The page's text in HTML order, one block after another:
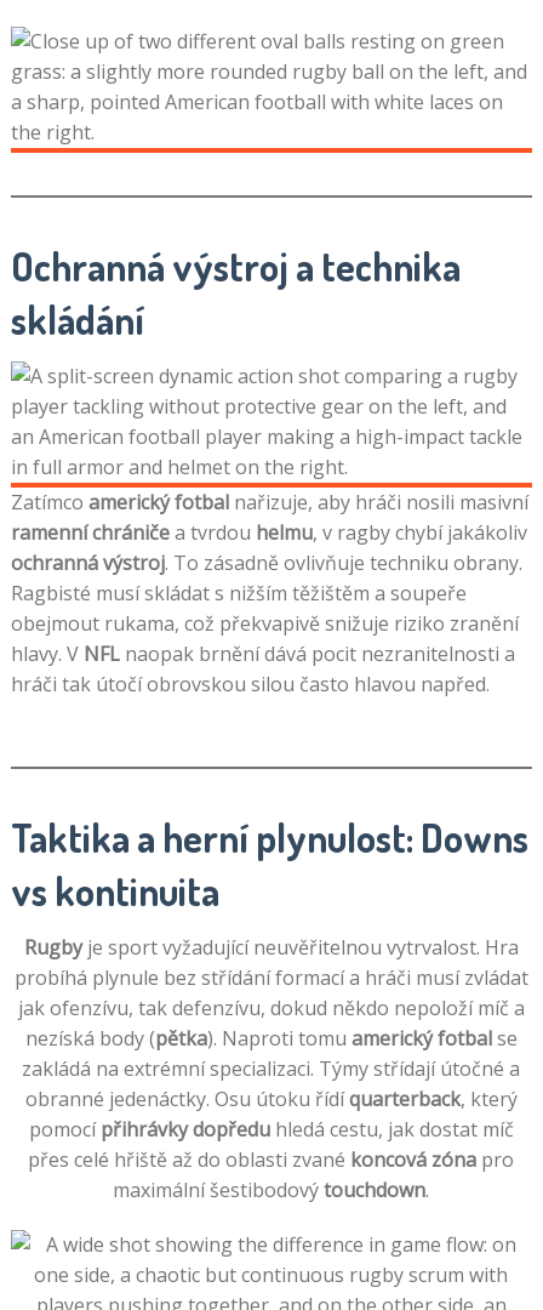
Ochranná výstroj a technika
skládání
Zatímco americký fotbalnařizuje, aby hráči nosili masivní
ramenní chráničea tvrdou helmu, v ragby chybí jakákoliv
ochranná výstroj. To zásadně ovlivňuje techniku obrany.
Ragbisté musí skládat s nižším těžištěm a soupeře
obejmout rukama, což překvapivě snižuje riziko zranění
hlavy. V NFLnaopak brnění dává pocit nezranitelnosti a
hráči tak útočí obrovskou silou často hlavou napřed.
Taktika a herní plynulost: Downs
vs kontinuita
Rugbyje sport vyžadující neuvěřitelnou vytrvalost. Hra
probíhá plynule bez střídání formací a hráči musí zvládat
jak ofenzívu, tak defenzívu, dokud někdo nepoloží míč a
nezíská body (pětka). Naproti tomu americký fotbalse
zakládá na extrémní specializaci. Týmy střídají útočné a
obranné jedenáctky. Osu útoku řídíquarterback, který
pomocípřihrávky dopředuhledá cestu, jak dostat míč
přes celé hřiště až do oblasti zvané koncová zóna pro
maximální šestibodovýtouchdown.